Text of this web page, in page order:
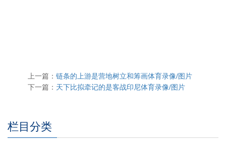
上一篇： 链条的上游是营地树立和筹画体育录像/图片
下一篇： 天下比拟牵记的是客战印尼体育录像/图片
栏目分类